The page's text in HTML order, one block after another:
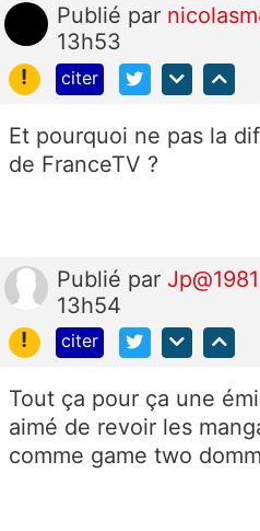
Publié par
13h53
!
citer
Et pourquoi ne pas la
de FranceTV ?
Publié par Jp@1981
13h54
!
citer
Tout ça pour ça une
aimé de revoir les
comme game two